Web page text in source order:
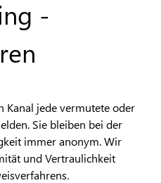
-
Kanal jede vermutete oder
Sie bleiben bei der
immer anonym. Wir
und Vertraulichkeit